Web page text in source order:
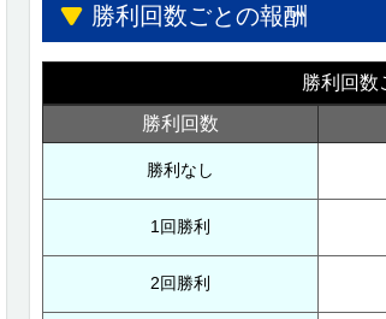
勝利回数ごとの報酬
勝利回数
勝利回数
勝利なし
1回勝利
2回勝利